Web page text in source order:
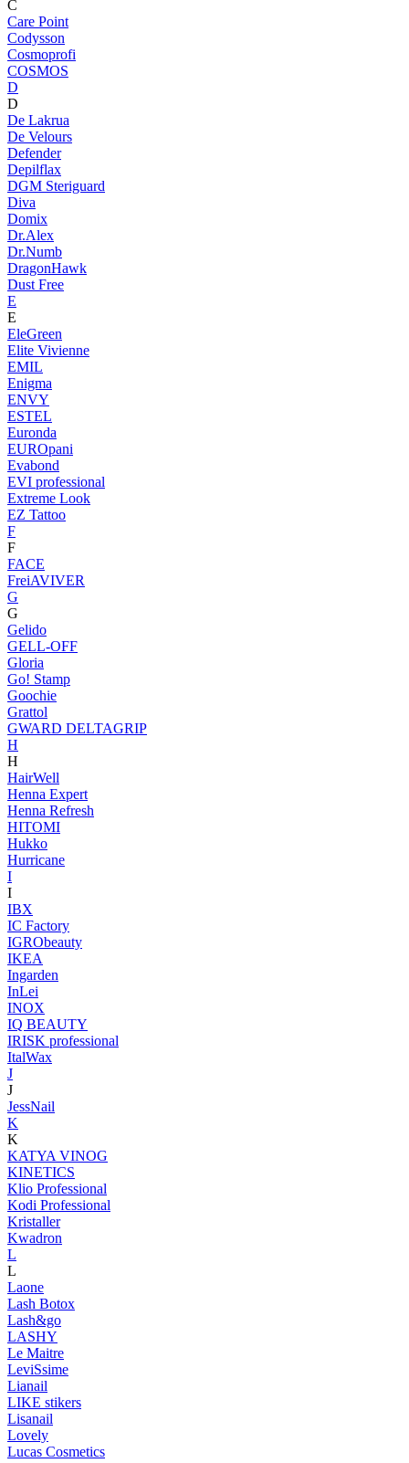
C
Care Point
Codysson
Cosmoprofi
COSMOS
D
D
De Lakrua
De Velours
Defender
Depilflax
DGM Steriguard
Diva
Domix
Dr.Alex
Dr.Numb
DragonHawk
Dust Free
E
E
EleGreen
Elite Vivienne
EMIL
Enigma
ENVY
ESTEL
Euronda
EUROpani
Evabond
EVI professional
Extreme Look
EZ Tattoo
F
F
FACE
FreiAVIVER
G
G
Gelido
GELL-OFF
Gloria
Go! Stamp
Goochie
Grattol
GWARD DELTAGRIP
H
H
HairWell
Henna Expert
Henna Refresh
HITOMI
Hukko
Hurricane
I
I
IBX
IC Factory
IGRObeauty
IKEA
Ingarden
InLei
INOX
IQ BEAUTY
IRISK professional
ItalWax
J
J
JessNail
K
K
KATYA VINOG
KINETICS
Klio Professional
Kodi Professional
Kristaller
Kwadron
L
L
Laone
Lash Botox
Lash&go
LASHY
Le Maitre
LeviSsime
Lianail
LIKE stikers
Lisanail
Lovely
Lucas Cosmetics